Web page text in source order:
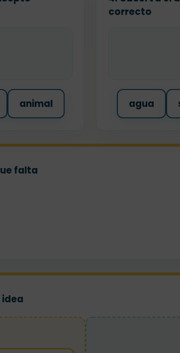
animal
correcto
agua
falta